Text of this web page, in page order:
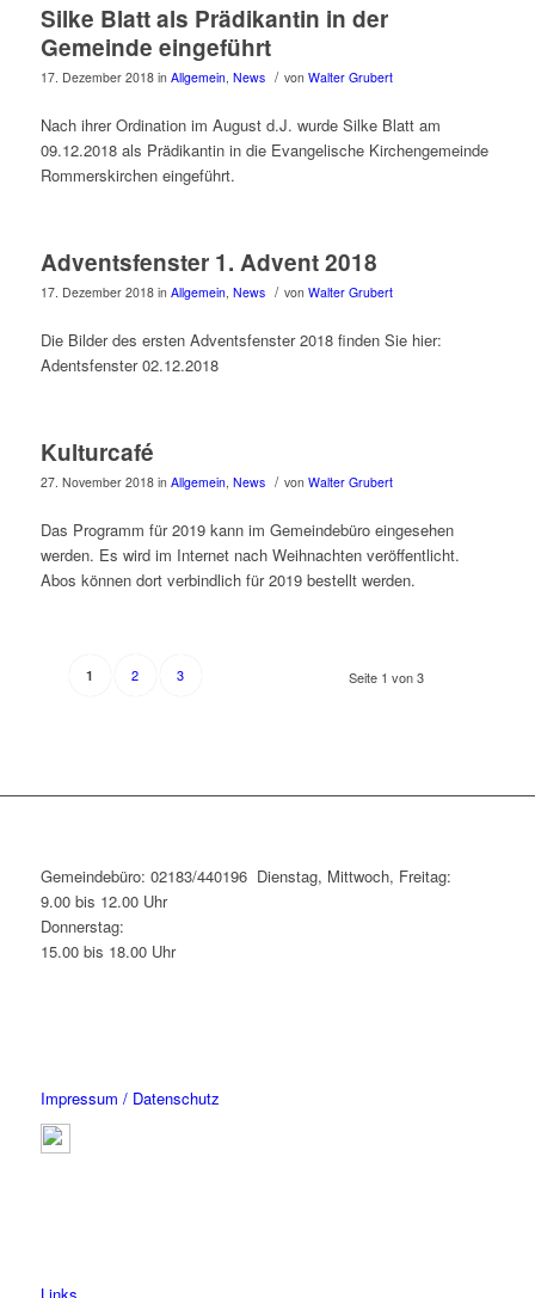
Silke Blatt als Prädikantin in der
Gemeinde eingeführt
17. Dezember 2018 in Allgemein, News / von Walter Grubert
Nach ihrer Ordination im August d.J. wurde Silke Blatt am
09.12.2018 als Prädikantin in die Evangelische Kirchengemeinde
Rommerskirchen eingeführt.
Adventsfenster 1. Advent 2018
17. Dezember 2018 in Allgemein, News / von Walter Grubert
Die Bilder des ersten Adventsfenster 2018 finden Sie hier:
Adentsfenster 02.12.2018
Kulturcafé
27. November 2018 in Allgemein, News / von Walter Grubert
Das Programm für 2019 kann im Gemeindebüro eingesehen
werden. Es wird im Internet nach Weihnachten veröffentlicht.
Abos können dort verbindlich für 2019 bestellt werden.
Seite 1 von 3
1 2 3
Gemeindebüro: 02183/440196 Dienstag, Mittwoch, Freitag:
9.00 bis 12.00 Uhr
Donnerstag:
15.00 bis 18.00 Uhr
Impressum / Datenschutz